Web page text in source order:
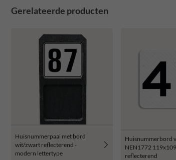
Gerelateerde producten
Huisnummerpaal met bord
wit/zwart reflecterend -
modern lettertype
Huisnummerbord
NEN1772
reflecterend